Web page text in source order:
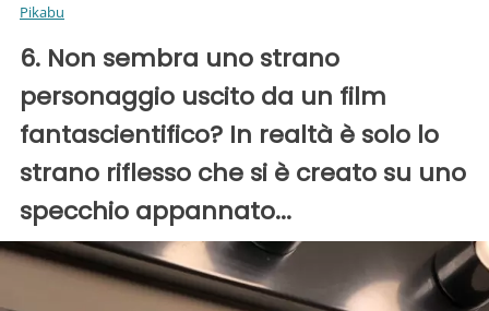
Pikabu
6. Non sembra uno strano
personaggio uscito da un film
fantascientifico? In realtà è solo lo
strano riflesso che si è creato su uno
specchio appannato...